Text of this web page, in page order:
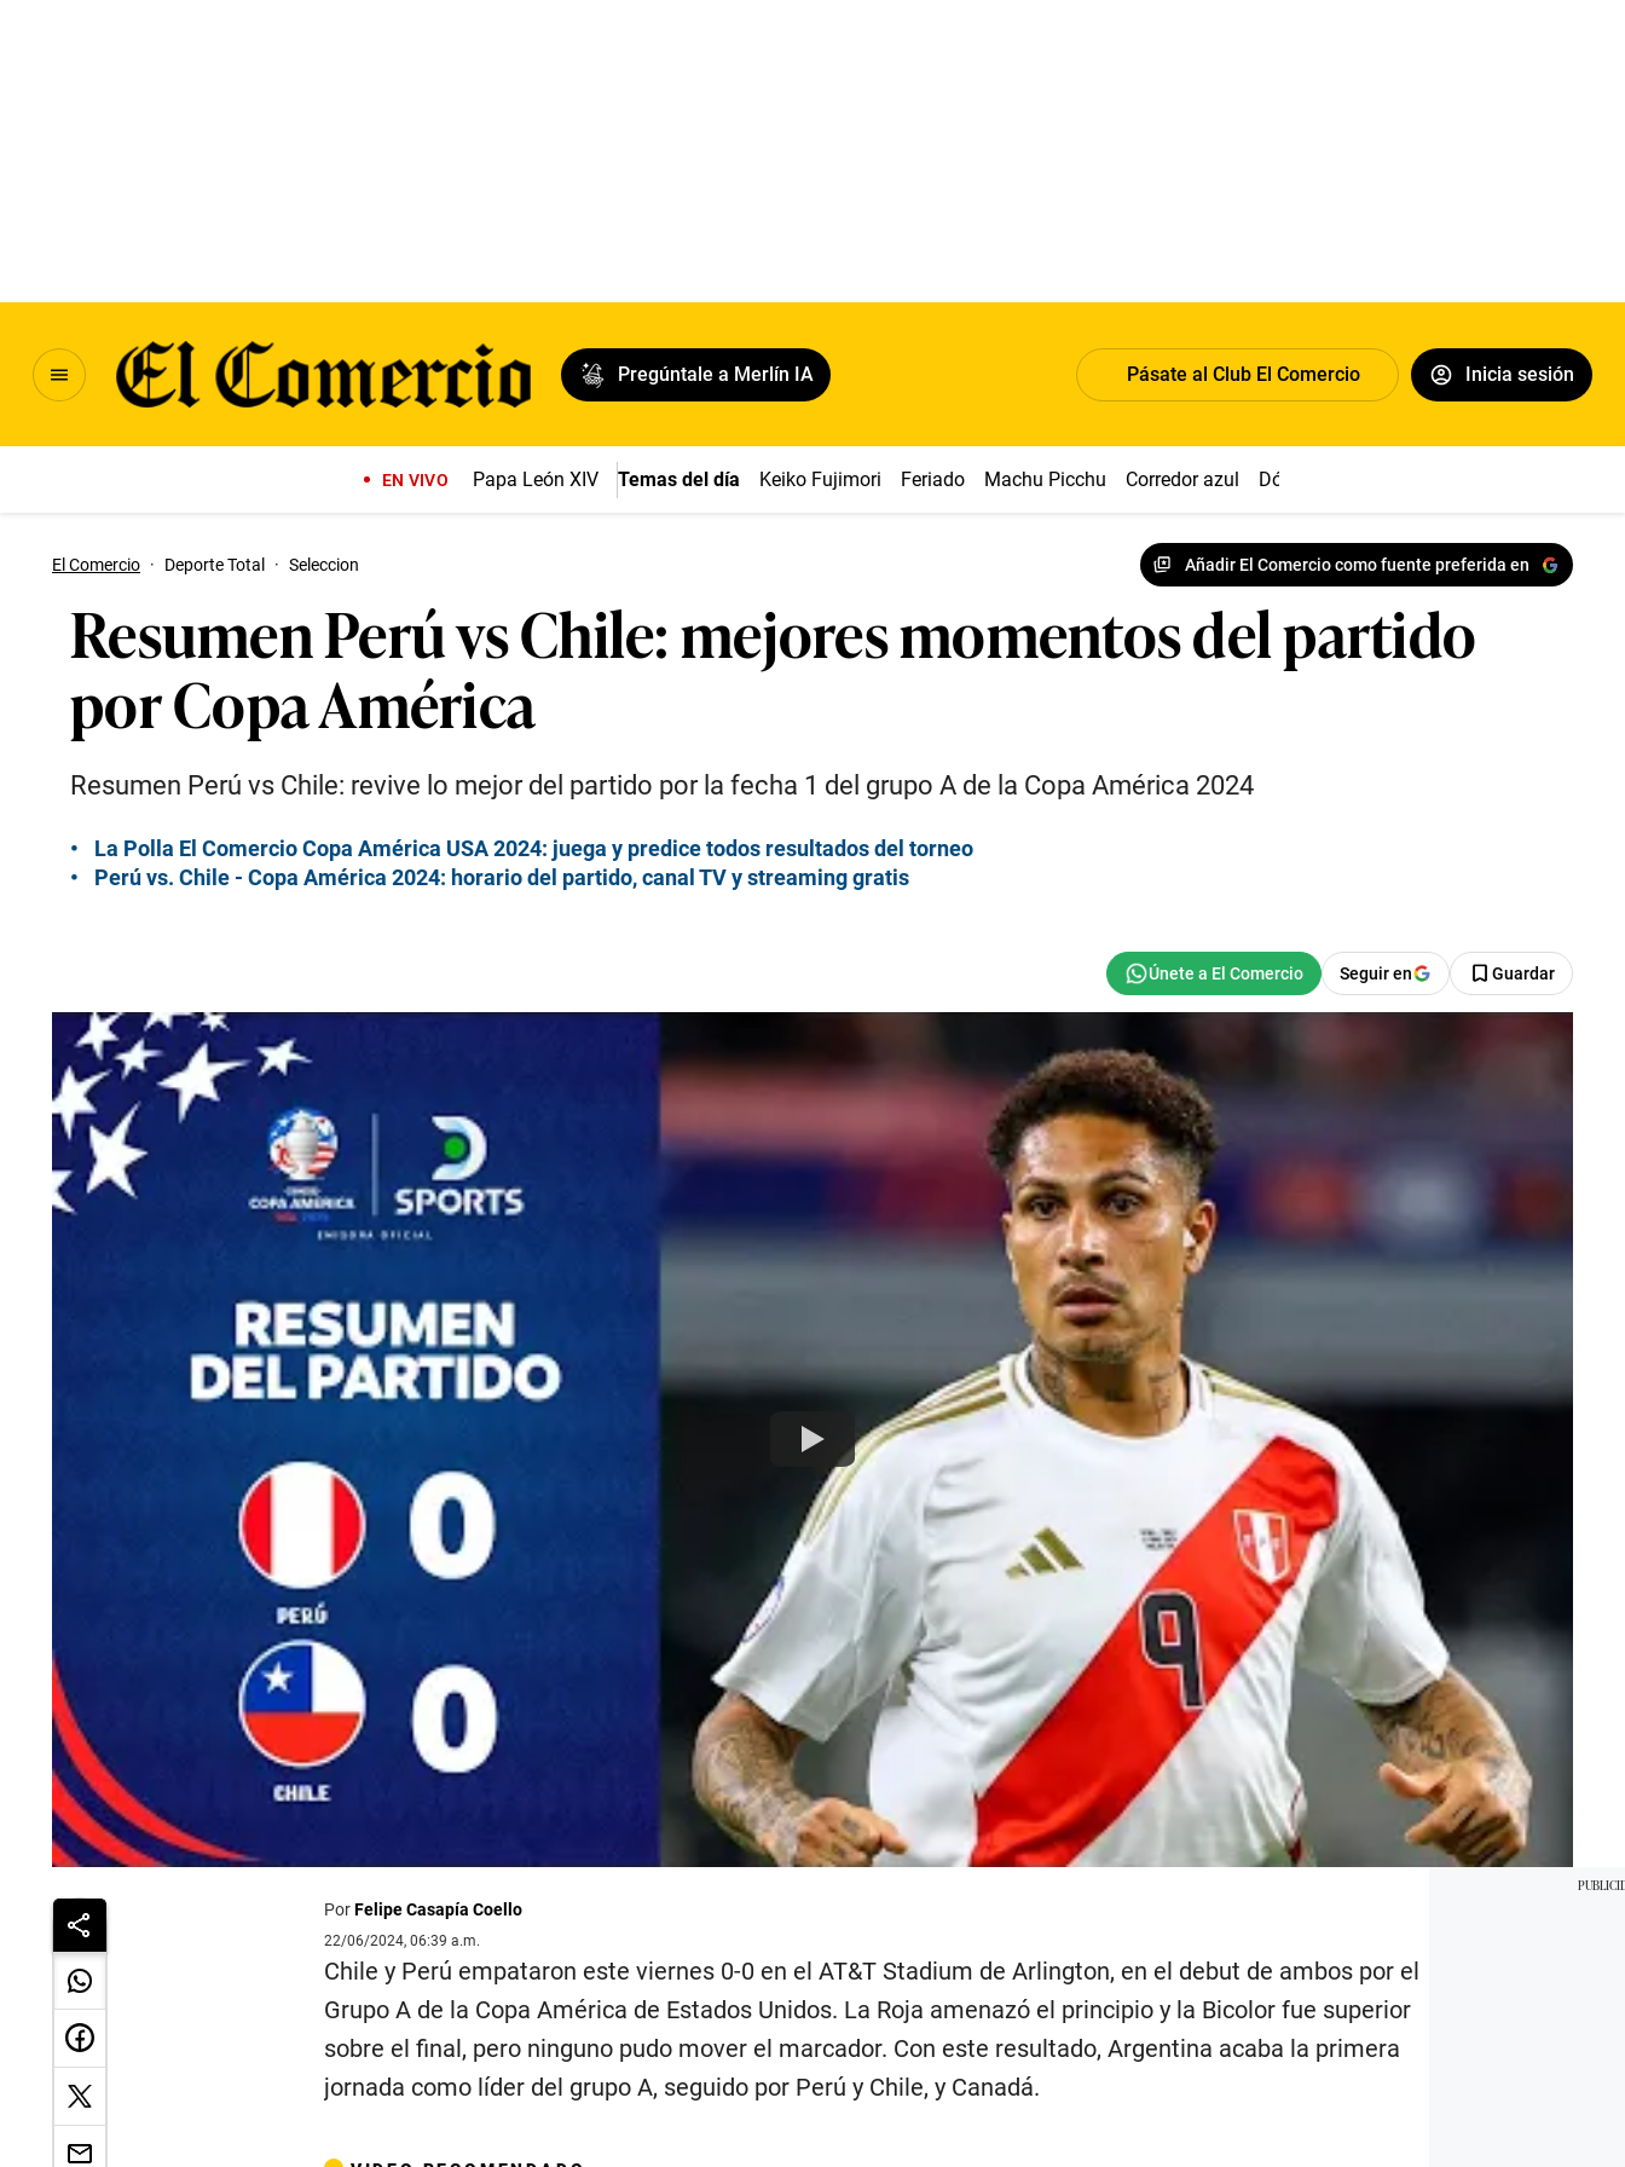
Pregúntale a Merlín IA Pásate al Club El Comercio Inicia sesión
EN VIVO Papa León XIV Temas del día Keiko Fujimori Feriado Machu Picchu Corredor azul Dólar
El Comercio · Deporte Total · Seleccion Añadir El Comercio como fuente preferida en
Resumen Perú vs Chile: mejores momentos del partido
por Copa América
Resumen Perú vs Chile: revive lo mejor del partido por la fecha 1 del grupo A de la Copa América 2024
La Polla El Comercio Copa América USA 2024: juega y predice todos resultados del torneo
Perú vs. Chile - Copa América 2024: horario del partido, canal TV y streaming gratis
Seguir en Guardar
PorFelipe Casapía Coello
22/06/2024, 06:39 a.m.
Chile y Perú empataron este viernes 0-0 en el AT&T Stadium de Arlington, en el debut de ambos por el
Grupo A de la Copa América de Estados Unidos. La Roja amenazó el principio y la Bicolor fue superior
sobre el final, pero ninguno pudo mover el marcador. Con este resultado, Argentina acaba la primera
jornada como líder del grupo A, seguido por Perú y Chile, y Canadá.